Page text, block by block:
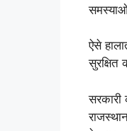
ऐसे
सुरक्षित